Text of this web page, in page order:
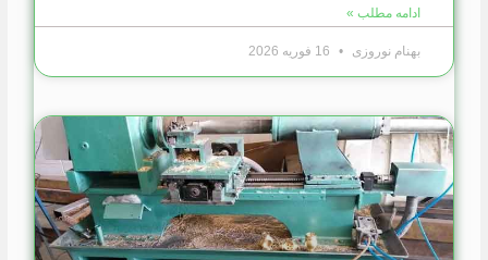
ادامه مطلب »
بهنام نوروزی